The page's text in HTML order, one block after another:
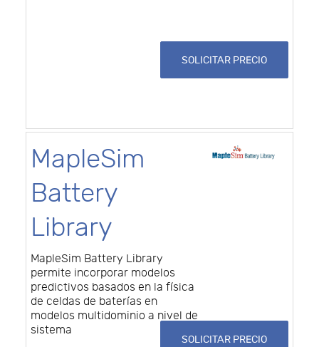
SOLICITAR PRECIO
MapleSim
Battery
Library
MapleSim Battery Library
permite incorporar modelos
predictivos basados en la física
de celdas de baterías en
modelos multidominio a nivel de
sistema
SOLICITAR PRECIO